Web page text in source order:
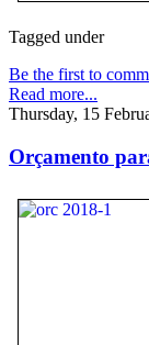
Tagged under
Be the first to
Read more...
Thursday, 15
Orçamento